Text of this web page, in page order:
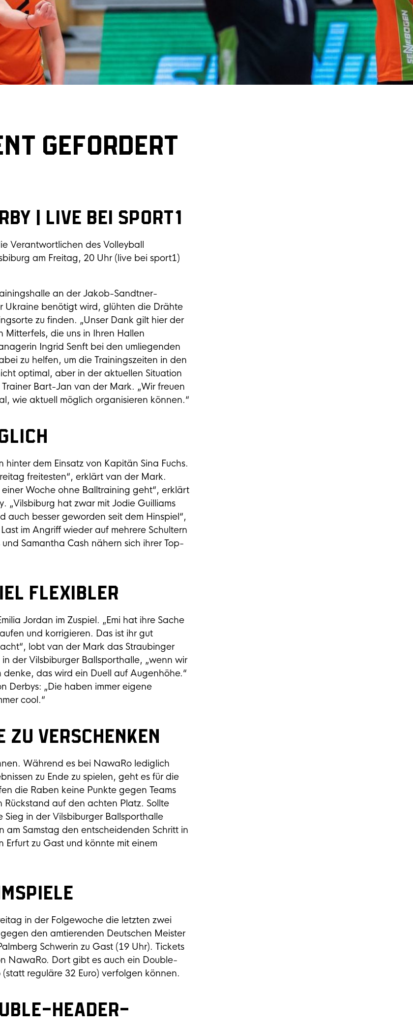
GEFORDERT
| live bei sport1
Verantwortlichen des Volleyball
am Freitag, 20 Uhr (live bei sport1)
an der Jakob-Sandtner-
Ukraine benötigt wird, glühten die Drähte
zu finden. „Unser Dank gilt hier der
Mitterfels, die uns in Ihren Hallen
Ingrid Senft bei den umliegenden
zu helfen, um die Trainingszeiten in den
optimal, aber in der aktuellen Situation
Bart-Jan van der Mark. „Wir freuen
wie aktuell möglich organisieren können.“
dem Einsatz von Kapitän Sina Fuchs.
freitesten“, erklärt van der Mark.
Woche ohne Balltraining geht“, erklärt
„Vilsbiburg hat zwar mit Jodie Guilliams
auch besser geworden seit dem Hinspiel“,
im Angriff wieder auf mehrere Schultern
Samantha Cash nähern sich ihrer Top-
flexibler
Jordan im Zuspiel. „Emi hat ihre Sache
und korrigieren. Das ist ihr gut
lobt van der Mark das Straubinger
der Vilsbiburger Ballsporthalle, „wenn wir
das wird ein Duell auf Augenhöhe.“
Derbys: „Die haben immer eigene
cool.“
zu verschenken
Während es bei NawaRo lediglich
zu Ende zu spielen, geht es für die
die Raben keine Punkte gegen Teams
auf den achten Platz. Sollte
Sieg in der Vilsbiburger Ballsporthalle
Samstag den entscheidenden Schritt in
zu Gast und könnte mit einem
in der Folgewoche die letzten zwei
den amtierenden Deutschen Meister
Schwerin zu Gast (19 Uhr). Tickets
NawaRo. Dort gibt es auch ein Double-
reguläre 32 Euro) verfolgen können.
Header-